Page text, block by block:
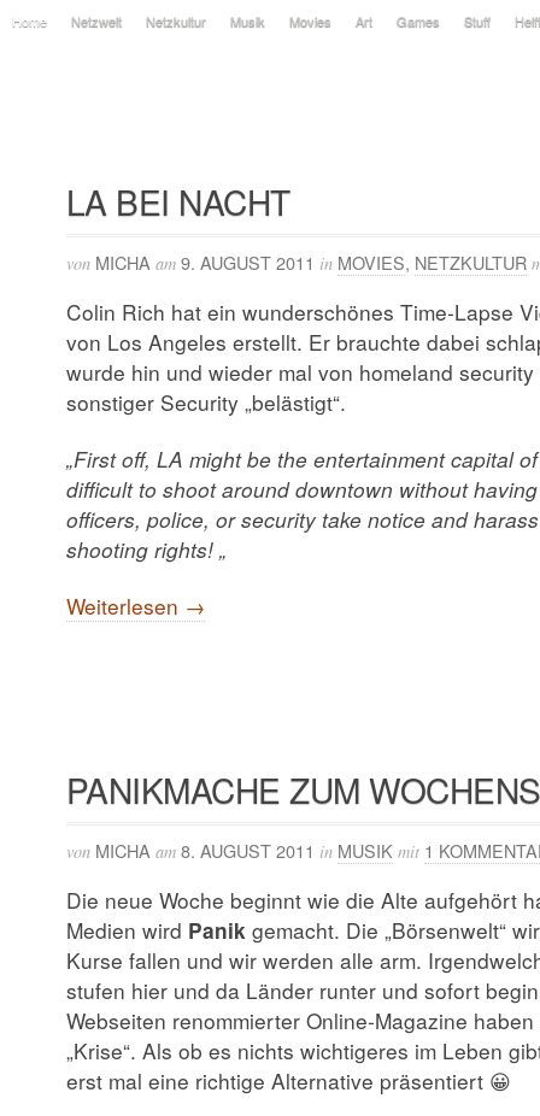
Home Netzwelt Netzkultur Musik Movies Art Games Stuff
LA BEI NACHT
von MICHA am 9. AUGUST 2011 in MOVIES, NETZKULTUR
Colin Rich hat ein wunderschönes Time-Lapse
von Los Angeles erstellt. Er brauchte dabei
wurde hin und wieder mal von homeland
sonstiger Security „belästigt“.
„First off, LA might be the entertainment capital
difficult to shoot around downtown without
officers, police, or security take notice and
shooting rights! „
Weiterlesen →
PANIKMACHE ZUM
von MICHA am 8. AUGUST 2011 in MUSIK mit 1
Die neue Woche beginnt wie die Alte aufgehört
Medien wird Panik gemacht. Die „Börsenwelt“
Kurse fallen und wir werden alle arm.
stufen hier und da Länder runter und sofort
Webseiten renommierter Online-Magazine
„Krise“. Als ob es nichts wichtigeres im Leben
erst mal eine richtige Alternative präsentiert 😀